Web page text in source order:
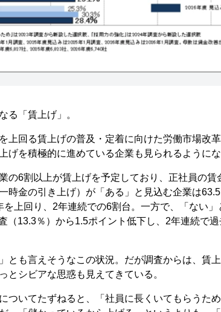
る「賃上げ」。
上回る賃上げの普及・定着に向けた労働市場改
げを積極的に進めている企業も見られるようにな
の6割以上が賃上げを予定しており、正社員の賃
時金の引き上げ）が「ある」と見込む企業は
を上回り、2年連続での6割台。一方で、「ない」
（13.3％）から1.5ポイント低下し、2年連続で
とも言えそうなこの状況。だが調査からは、賃
とシビアな思惑も見えてきている。
ついてたずねると、「社員に長くいてもらうた